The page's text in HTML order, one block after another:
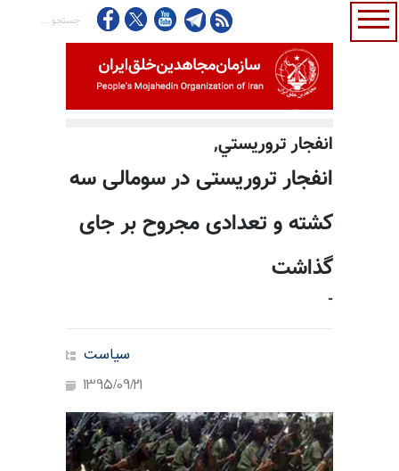
انفجار تروريستي,
انفجار تروریستی در سومالی سه
کشته و تعدادی مجروح بر جای
گذاشت
-
سیاست
1395/09/21